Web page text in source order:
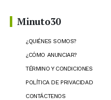
Minuto30
¿QUIÉNES SOMOS?
¿CÓMO ANUNCIAR?
TÉRMINO Y CONDICIONES
POLÍTICA DE PRIVACIDAD
CONTÁCTENOS